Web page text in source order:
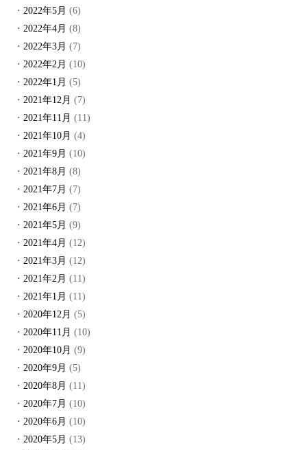
2022年5月 (6)
2022年4月 (8)
2022年3月 (7)
2022年2月 (10)
2022年1月 (5)
2021年12月 (7)
2021年11月 (11)
2021年10月 (4)
2021年9月 (10)
2021年8月 (8)
2021年7月 (7)
2021年6月 (7)
2021年5月 (9)
2021年4月 (12)
2021年3月 (12)
2021年2月 (11)
2021年1月 (11)
2020年12月 (5)
2020年11月 (10)
2020年10月 (9)
2020年9月 (5)
2020年8月 (11)
2020年7月 (10)
2020年6月 (10)
2020年5月 (13)